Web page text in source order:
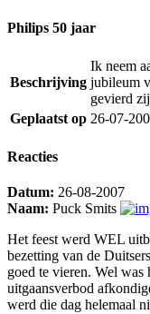
Philips 50 jaar
Beschrijving
Ik neem
jubileum
gevierd
Geplaatst op 26-07-
Reacties
Datum: 26-08-2007
Naam: Puck Smits
Het feest werd WEL
bezetting van de
goed te vieren. Wel was
uitgaansverbod
werd die dag helemaal